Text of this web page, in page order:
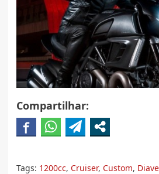
Compartilhar:
Tags: 1200cc, Cruiser, Custom,